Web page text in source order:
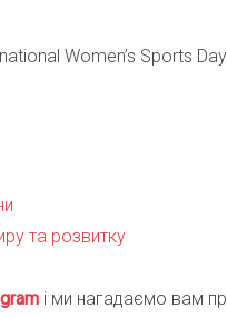
Women’s Sports
та розвитку
m і ми нагадаємо вам